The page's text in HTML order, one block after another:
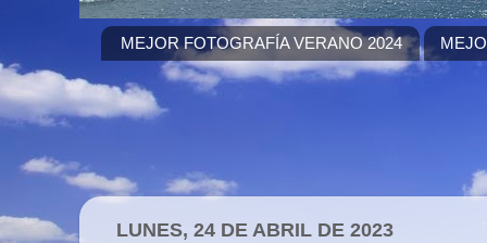
MEJOR FOTOGRAFÍA VERANO 2024
LUNES, 24 DE ABRIL DE 2023